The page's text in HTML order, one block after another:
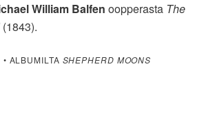
William Balfen oopperasta The
(1843).
ALBUMILTA SHEPHERD MOONS